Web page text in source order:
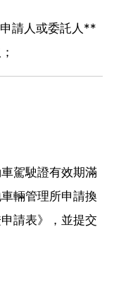
請人或委託人**
駕駛證有效期滿
輛管理所申請換
請表》，並提交